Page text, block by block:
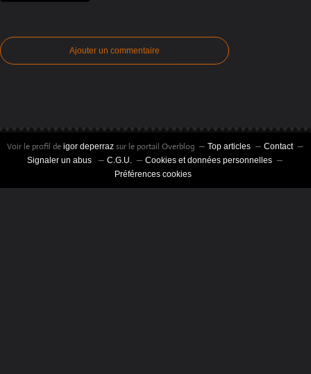
Ajouter un commentaire
Voir le profil de igor deperraz sur le portail Overblog Top articles
Contact
Signaler un abus
C.G.U.
Cookies et données personnelles
Préférences cookies